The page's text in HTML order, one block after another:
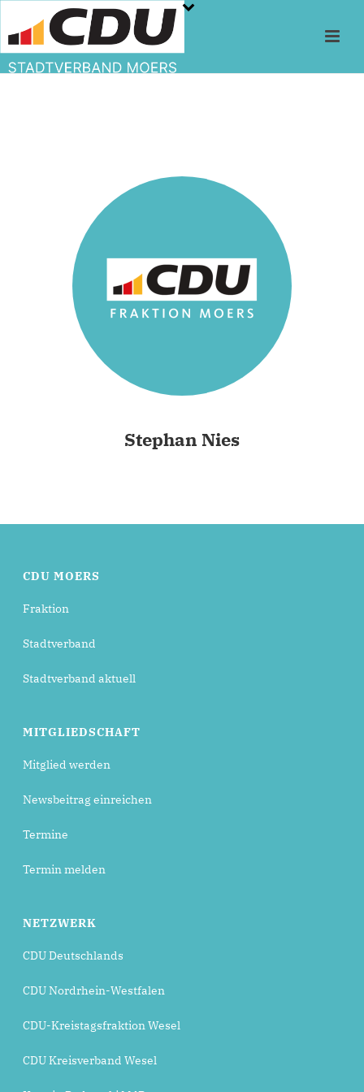
Stephan Nies
CDU MOERS
Fraktion
Stadtverband
Stadtverband aktuell
MITGLIEDSCHAFT
Mitglied werden
Newsbeitrag einreichen
Termine
Termin melden
NETZWERK
CDU Deutschlands
CDU Nordrhein-Westfalen
CDU-Kreistagsfraktion Wesel
CDU Kreisverband Wesel